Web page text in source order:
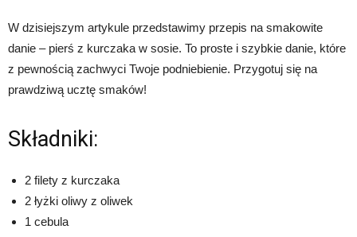
W dzisiejszym artykule przedstawimy przepis na smakowite
danie – pierś z kurczaka w sosie. To proste i szybkie danie, które
z pewnością zachwyci Twoje podniebienie. Przygotuj się na
prawdziwą ucztę smaków!
Składniki:
2 filety z kurczaka
2 łyżki oliwy z oliwek
1 cebula